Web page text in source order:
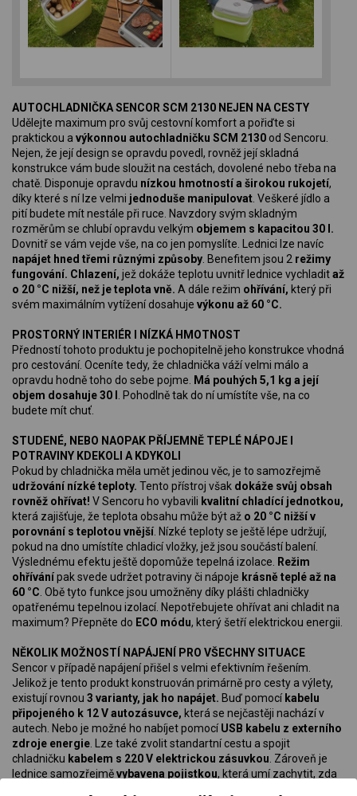
AUTOCHLADNIČKA SENCOR SCM 2130 NEJEN NA CESTY
Udělejte maximum pro svůj cestovní komfort a pořiďte si
praktickou avýkonnou autochladničku SCM 2130od Sencoru.
Nejen, že její design se opravdu povedl, rovněž její skladná
konstrukce vám bude sloužit na cestách, dovolené nebo třeba na
chatě. Disponuje opravdu nízkou hmotností a širokou rukojetí,
díky které s ní lze velmi jednoduše manipulovat. Veškeré jídlo a
pití budete mít nestále při ruce. Navzdory svým skladným
rozměrům se chlubí opravdu velkým objemem s kapacitou 30 l.
Dovnitř se vám vejde vše, na co jen pomyslíte. Lednici lze navíc
napájet hned třemi různými způsoby. Benefitem jsou 2 režimy
fungování. Chlazení, jež dokáže teplotu uvnitř lednice vychladitaž
o 20 °C nižší, než je teplota vně. A dále režim ohřívání, který při
svém maximálním vytížení dosahuje výkonu až 60 °C.
PROSTORNÝ INTERIÉR I NÍZKÁ HMOTNOST
Předností tohoto produktu je pochopitelně jeho konstrukce vhodná
pro cestování. Oceníte tedy, že chladnička váží velmi málo a
opravdu hodně toho do sebe pojme. Má pouhých 5,1 kg a její
objem dosahuje 30 l . Pohodlně tak do ní umístíte vše, na co
budete mít chuť.
STUDENÉ, NEBO NAOPAK PŘÍJEMNĚ TEPLÉ NÁPOJE I
POTRAVINY KDEKOLI A KDYKOLI
Pokud by chladnička měla umět jedinou věc, je to samozřejmě
udržování nízké teploty. Tento přístroj však dokáže svůj obsah
rovněž ohřívat! V Sencoru ho vybavili kvalitní chladící jednotkou,
která zajišťuje, že teplota obsahu může být až o 20 °C nižší v
porovnání s teplotou vnější. Nízké teploty se ještě lépe udržují,
pokud na dno umístíte chladicí vložky, jež jsou součástí balení.
Výslednému efektu ještě dopomůže tepelná izolace. Režim
ohřívánípak svede udržet potraviny či nápoje krásně teplé až na
60 °C. Obě tyto funkce jsou umožněny díky plášti chladničky
opatřenému tepelnou izolací. Nepotřebujete ohřívat ani chladit na
maximum? Přepněte do ECO módu, který šetří elektrickou energii.
NĚKOLIK MOŽNOSTÍ NAPÁJENÍ PRO VŠECHNY SITUACE
Sencor v případě napájení přišel s velmi efektivním řešením.
Jelikož je tento produkt konstruován primárně pro cesty a výlety,
existují rovnou 3 varianty, jak ho napájet. Buď pomocíkabelu
připojeného k 12 V autozásuvce, která se nejčastěji nachází v
autech. Nebo je možné ho nabíjet pomocíUSB kabelu z externího
zdroje energie. Lze také zvolit standartní cestu a spojit
chladničku kabelem s 220 V elektrickou zásuvkou. Zároveň je
lednice samozřejměvybavena pojistkou, která umí zachytit, zda